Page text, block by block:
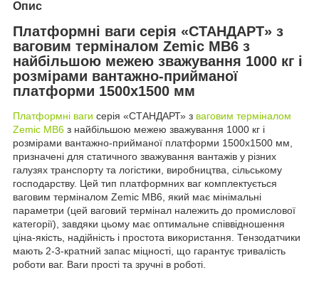
Опис
Платформні ваги серія «СТАНДАРТ» з
ваговим терміналом Zemic MB6 з
найбільшою межею зважування 1000 кг і
розмірами вантажно-прийманої
платформи 1500х1500 мм
Платформні ваги серія «СТАНДАРТ» з ваговим терміналом
Zemic MB6 з найбільшою межею зважування 1000 кг і
розмірами вантажно-прийманої платформи 1500х1500 мм,
призначені для статичного зважування вантажів у різних
галузях транспорту та логістики, виробництва, сільському
господарству. Цей тип платформних ваг комплектується
ваговим терміналом Zemic MB6, який має мінімальні
параметри (цей ваговий термінал належить до промислової
категорії), завдяки цьому має оптимальне співвідношення
ціна-якість, надійність і простота використання. Тензодатчики
мають 2-3-кратний запас міцності, що гарантує тривалість
роботи ваг. Ваги прості та зручні в роботі.